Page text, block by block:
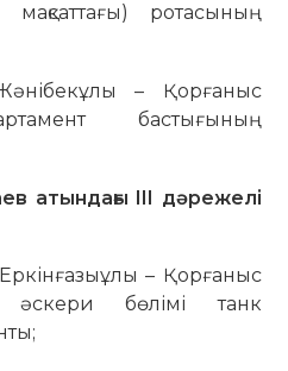
ротасының
– Қорғаныс
бастығының
атындағы III дәрежелі
– Қорғаныс
әскери бөлімі танк